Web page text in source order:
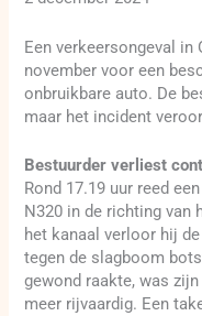
Een verkeersongeval in
november voor een
onbruikbare auto. De
maar het incident
Bestuurder verliest
Rond 17.19 uur reed
N320 in de richting van
het kanaal verloor hij
tegen de slagboom
gewond raakte, was
meer rijvaardig. Een